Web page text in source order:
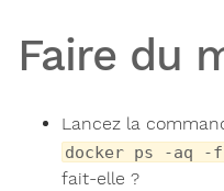
Faire du
Lancez la
docker ps -aq -
fait-elle ?